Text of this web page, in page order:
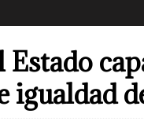
Estado
igualdad